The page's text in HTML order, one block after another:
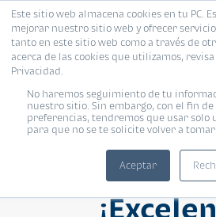
Este sitio web almacena cookies en tu PC.
mejorar nuestro sitio web y ofrecer
tanto en este sitio web como a través de
acerca de las cookies que utilizamos,
Privacidad.
No haremos seguimiento de tu
nuestro sitio. Sin embargo, con el fin
preferencias, tendremos que usar solo
para que no se te solicite volver a
Aceptar